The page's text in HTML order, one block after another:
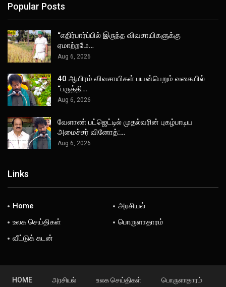
Popular Posts
“எதிர்பார்ப்பில் இருந்த விவசாயிகளுக்கு
ஏமாற்றமே…
Aug 6, 2026
40 ஆயிரம் விவசாயிகள் பயன்பெறும் வகையில்
“பருத்தி…
Aug 6, 2026
வேளாண் பட்ஜெட்டில் முதல்வரின் புகழ்பாடிய
அமைச்சர் வினோத்:…
Aug 6, 2026
Links
Home
அரசியல்
உலக செய்திகள்
பொருளாதாரம்
வீட்டுக் கடன்
HOME அரசியல் உலக செய்திகள் பொருளாதாரம்